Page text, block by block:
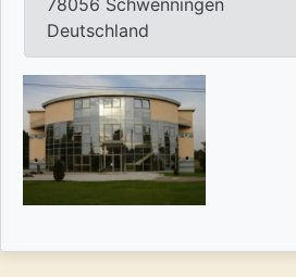
78056 Schwenningen
Deutschland